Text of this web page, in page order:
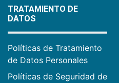
TRATAMIENTO DE
DATOS
Políticas de Tratamiento
de Datos Personales
Políticas de Seguridad de